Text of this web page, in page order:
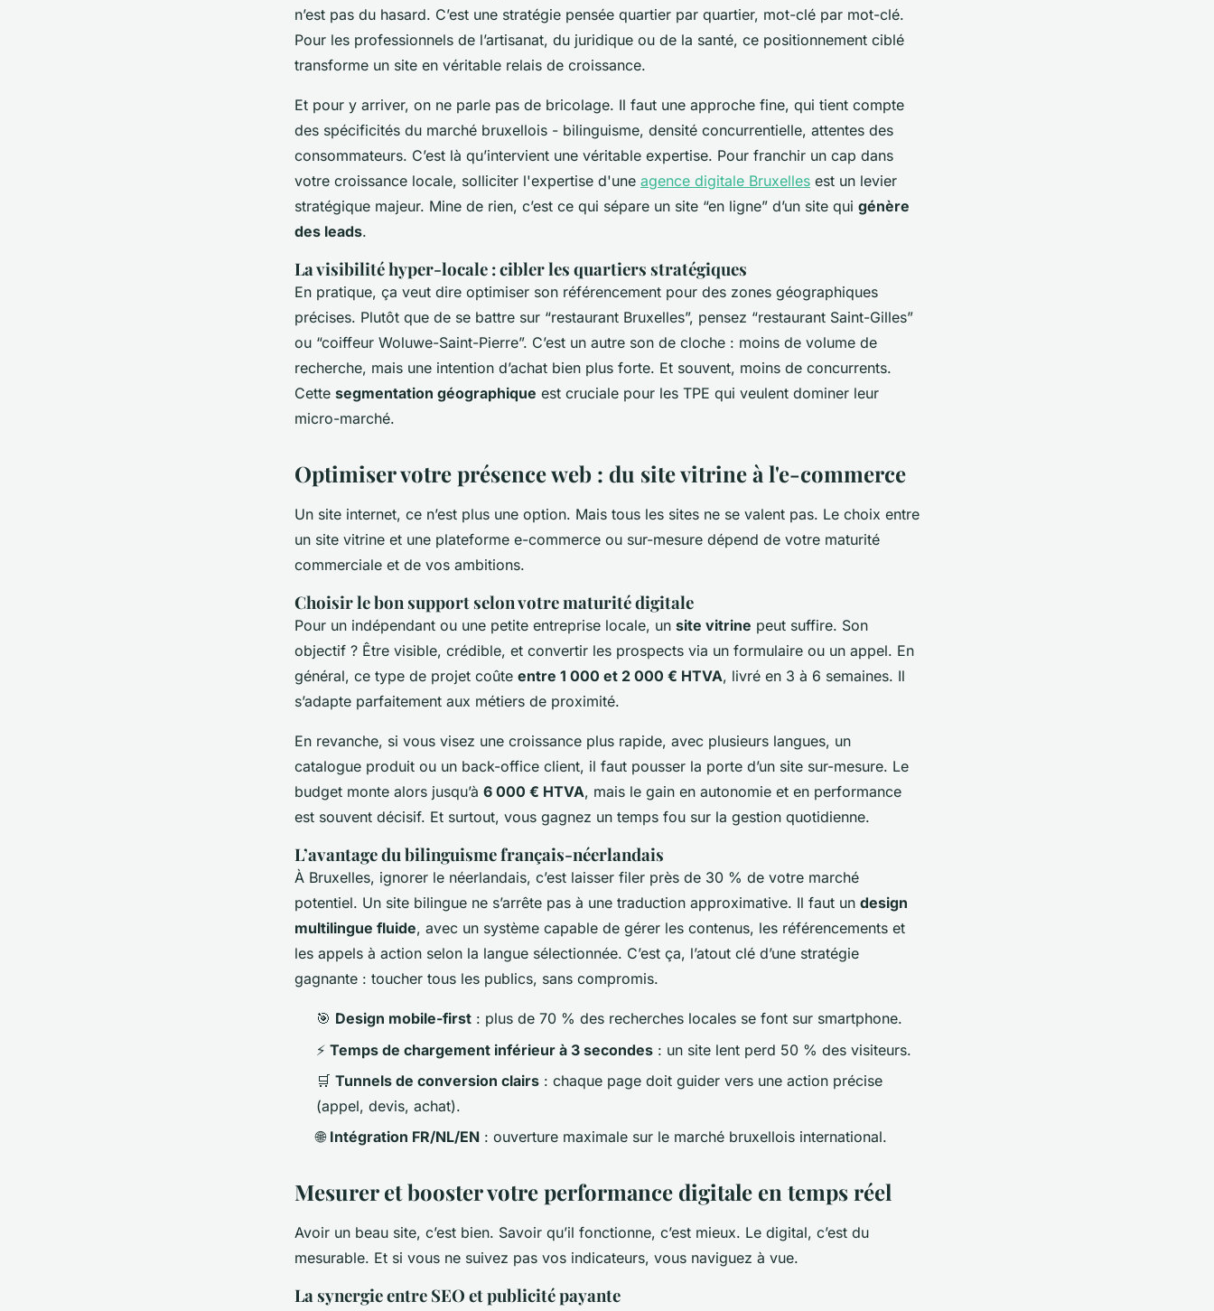
n’est pas du hasard. C’est une stratégie pensée quartier par quartier, mot-clé par mot-clé.
Pour les professionnels de l’artisanat, du juridique ou de la santé, ce positionnement ciblé
transforme un site en véritable relais de croissance.
Et pour y arriver, on ne parle pas de bricolage. Il faut une approche fine, qui tient compte
des spécificités du marché bruxellois - bilinguisme, densité concurrentielle, attentes des
consommateurs. C’est là qu’intervient une véritable expertise. Pour franchir un cap dans
votre croissance locale, solliciter l'expertise d'une agence digitale Bruxelles est un levier
stratégique majeur. Mine de rien, c’est ce qui sépare un site “en ligne” d’un site qui génère
des leads.
La visibilité hyper-locale : cibler les quartiers stratégiques
En pratique, ça veut dire optimiser son référencement pour des zones géographiques
précises. Plutôt que de se battre sur “restaurant Bruxelles”, pensez “restaurant Saint-Gilles”
ou “coiffeur Woluwe-Saint-Pierre”. C’est un autre son de cloche : moins de volume de
recherche, mais une intention d’achat bien plus forte. Et souvent, moins de concurrents.
Cette segmentation géographique est cruciale pour les TPE qui veulent dominer leur
micro-marché.
Optimiser votre présence web : du site vitrine à l'e-commerce
Un site internet, ce n’est plus une option. Mais tous les sites ne se valent pas. Le choix entre
un site vitrine et une plateforme e-commerce ou sur-mesure dépend de votre maturité
commerciale et de vos ambitions.
Choisir le bon support selon votre maturité digitale
Pour un indépendant ou une petite entreprise locale, un site vitrine peut suffire. Son
objectif ? Être visible, crédible, et convertir les prospects via un formulaire ou un appel. En
général, ce type de projet coûte entre 1 000 et 2 000 € HTVA, livré en 3 à 6 semaines. Il
s’adapte parfaitement aux métiers de proximité.
En revanche, si vous visez une croissance plus rapide, avec plusieurs langues, un
catalogue produit ou un back-office client, il faut pousser la porte d’un site sur-mesure. Le
budget monte alors jusqu’à 6 000 € HTVA, mais le gain en autonomie et en performance
est souvent décisif. Et surtout, vous gagnez un temps fou sur la gestion quotidienne.
L’avantage du bilinguisme français-néerlandais
À Bruxelles, ignorer le néerlandais, c’est laisser filer près de 30 % de votre marché
potentiel. Un site bilingue ne s’arrête pas à une traduction approximative. Il faut un design
multilingue fluide, avec un système capable de gérer les contenus, les référencements et
les appels à action selon la langue sélectionnée. C’est ça, l’atout clé d’une stratégie
gagnante : toucher tous les publics, sans compromis.
🎯 Design mobile-first : plus de 70 % des recherches locales se font sur smartphone.
⚡ Temps de chargement inférieur à 3 secondes : un site lent perd 50 % des visiteurs.
🛒 Tunnels de conversion clairs : chaque page doit guider vers une action précise
(appel, devis, achat).
🌐 Intégration FR/NL/EN : ouverture maximale sur le marché bruxellois international.
Mesurer et booster votre performance digitale en temps réel
Avoir un beau site, c’est bien. Savoir qu’il fonctionne, c’est mieux. Le digital, c’est du
mesurable. Et si vous ne suivez pas vos indicateurs, vous naviguez à vue.
La synergie entre SEO et publicité payante